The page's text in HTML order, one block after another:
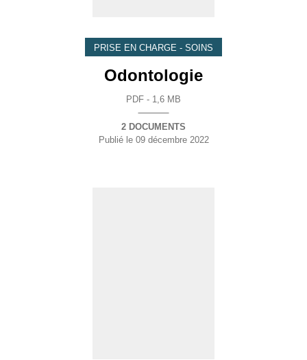
PRISE EN CHARGE - SOINS
Odontologie
PDF - 1,6 MB
2 DOCUMENTS
Publié le09 décembre 2022